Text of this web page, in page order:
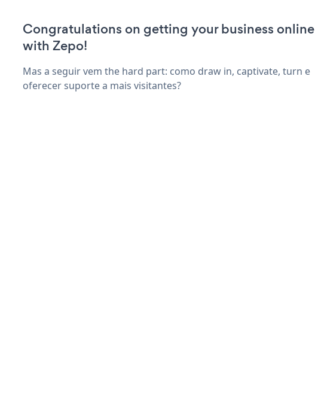
Congratulations on getting your business online
with Zepo!
Mas a seguir vem the hard part: como draw in, captivate, turn e
oferecer suporte a mais visitantes?